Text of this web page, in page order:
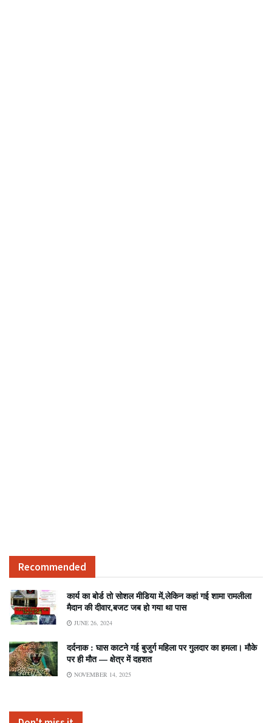
Recommended
कार्य का बोर्ड तो सोशल मीडिया में,लेकिन कहां गई शामा रामलीला
मैदान की दीवार,बजट जब हो गया था पास
JUNE 26, 2024
दर्दनाक : घास काटने गई बुजुर्ग महिला पर गुलदार का हमला। मौके
पर ही मौत — क्षेत्र में दहशत
NOVEMBER 14, 2025